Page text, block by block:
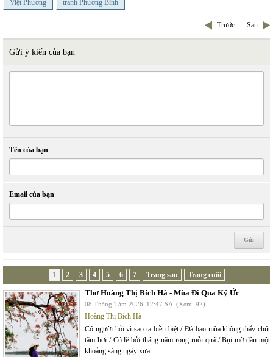
Việt Phương tranh Phương Bình
Trước Sau
Gửi ý kiến của bạn
Tên của bạn
Email của bạn
1 2 3 4 5 6 7 Trang sau Trang cuối
Thơ Hoàng Thị Bích Hà - Mùa Đi Qua Ký Ức
08 Tháng Tám 2026 12:47 SA (Xem: 92)
Hoàng Thị Bích Hà
Có người hỏi vì sao ta biền biệt / Đã bao mùa không thấy chút
tăm hơi / Có lẽ bởi tháng năm rong ruỗi quá / Bụi mờ dần một
khoảng sáng ngày xưa